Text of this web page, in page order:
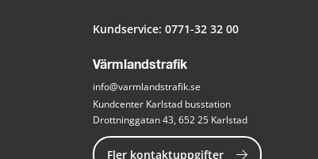
Kundservice: 0771-32 32 00
Värmlandstrafik
info@varmlandstrafik.se
Kundcenter Karlstad busstation
Drottninggatan 43, 652 25 Karlstad
Fler kontaktuppgifter